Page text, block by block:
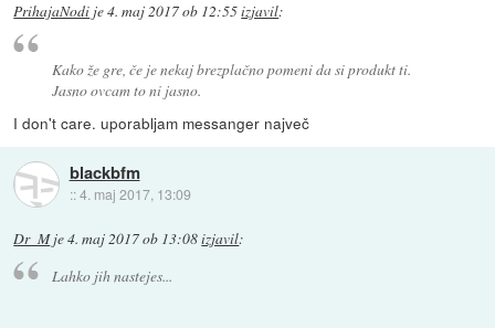
PrihajaNodi je4. maj 2017 ob 12:55izjavil:
Kako že gre, če je nekaj brezplačno pomeni da si produkt ti.
Jasno ovcam to ni jasno.
I don't care. uporabljam messanger največ
blackbfm
::4. maj 2017, 13:09
Dr_Mje4. maj 2017 ob 13:08izjavil:
Lahko jih nastejes...